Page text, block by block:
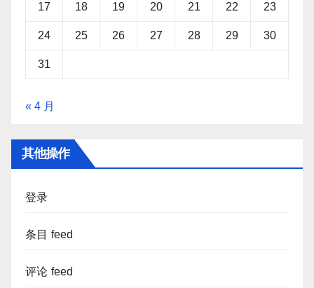
17 18 19 20 21 22 23
24 25 26 27 28 29 30
31
« 4 月
其他操作
登录
条目 feed
评论 feed